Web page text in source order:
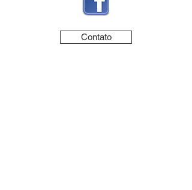
Contato